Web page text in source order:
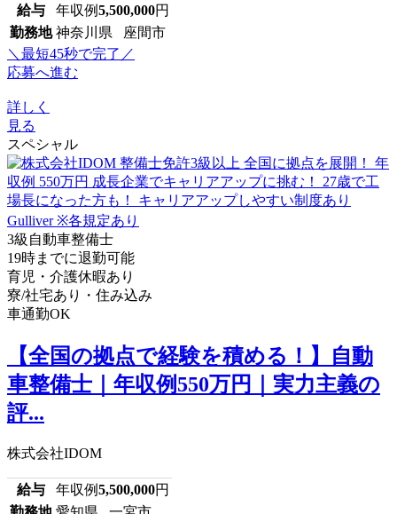
給与 年収例5,500,000円
勤務地 神奈川県 座間市
＼最短45秒で完了／
応募へ進む
詳しく
見る
スペシャル
3級自動車整備士
19時までに退勤可能
育児・介護休暇あり
寮/社宅あり・住み込み
車通勤OK
【全国の拠点で経験を積める！】自動
車整備士｜年収例550万円｜実力主義の
評...
株式会社IDOM
給与 年収例5,500,000円